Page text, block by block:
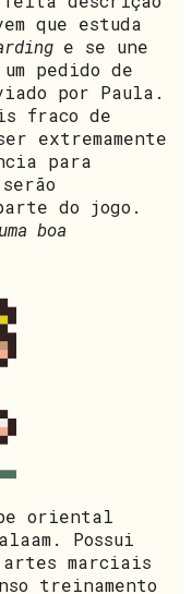
que estuda
e se une
pedido de
por Paula.
fraco de
extremamente
para
do jogo.
boa
oriental
Possui
artes marciais
treinamento